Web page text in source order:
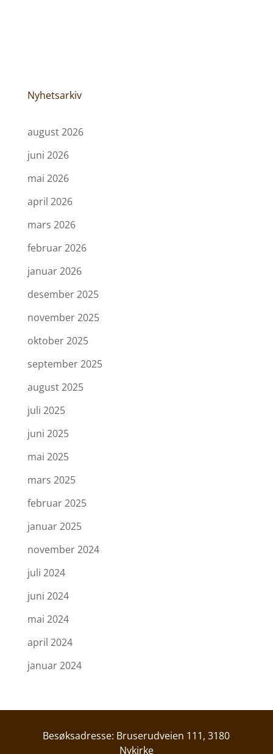
Nyhetsarkiv
august 2026
juni 2026
mai 2026
april 2026
mars 2026
februar 2026
januar 2026
desember 2025
november 2025
oktober 2025
september 2025
august 2025
juli 2025
juni 2025
mai 2025
mars 2025
februar 2025
januar 2025
november 2024
juli 2024
juni 2024
mai 2024
april 2024
januar 2024
Besøksadresse: Bruserudveien 111, 3180
Nykirke